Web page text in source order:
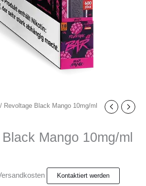
/ Revoltage Black Mango 10mg/ml
Mango 10mg/ml